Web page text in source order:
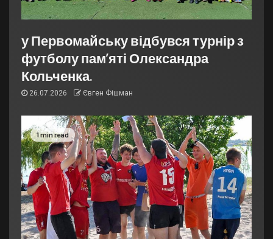
у Первомайську відбувся турнір з
футболу пам’яті Олександра
Кольченка.
26.07.2026 Євген Фішман
1 min read